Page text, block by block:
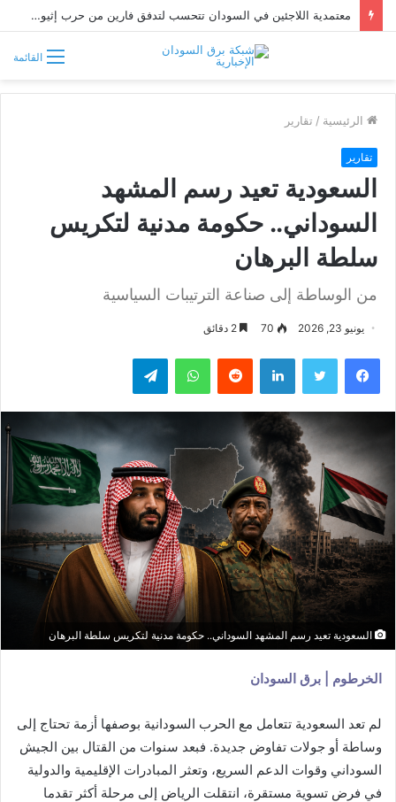
معتمدية اللاجئين في السودان تتحسب لتدفق فارين من حرب إثيوبيا
القائمة
الرئيسية / تقارير
تقارير
السعودية تعيد رسم المشهد
السوداني.. حكومة مدنية لتكريس
سلطة البرهان
من الوساطة إلى صناعة الترتيبات السياسية
يونيو 23, 2026 70
فيسبوك تويتر لينكدإن واتساب تيلقرام
السعودية تعيد رسم المشهد السوداني.. حكومة مدنية لتكريس سلطة البرهان
الخرطوم | برق السودان
لم تعد السعودية تتعامل مع الحرب السودانية بوصفها أزمة تحتاج إلى
وساطة أو جولات تفاوض جديدة. فبعد سنوات من القتال بين الجيش
السوداني وقوات الدعم السريع، وتعثر المبادرات الإقليمية والدولية
في فرض تسوية مستقرة، انتقلت الرياض إلى مرحلة أكثر تقدما